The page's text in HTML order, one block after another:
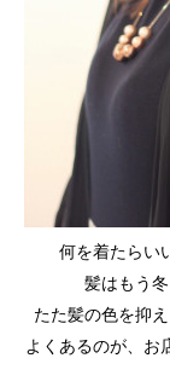
何を着たらい
髪はもう
たた髪の色を抑
よくあるのが、お